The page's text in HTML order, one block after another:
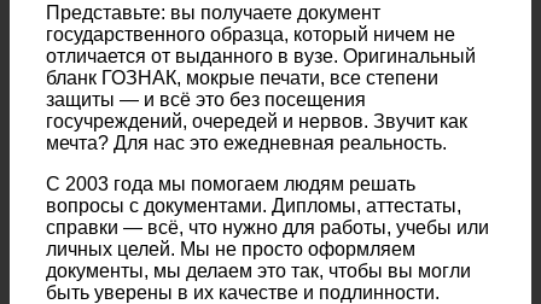
Представьте: вы получаете документ
государственного образца, который ничем не
отличается от выданного в вузе. Оригинальный
бланк ГОЗНАК, мокрые печати, все степени
защиты — и всё это без посещения
госучреждений, очередей и нервов. Звучит как
мечта? Для нас это ежедневная реальность.
С 2003 года мы помогаем людям решать
вопросы с документами. Дипломы, аттестаты,
справки — всё, что нужно для работы, учебы или
личных целей. Мы не просто оформляем
документы, мы делаем это так, чтобы вы могли
быть уверены в их качестве и подлинности.